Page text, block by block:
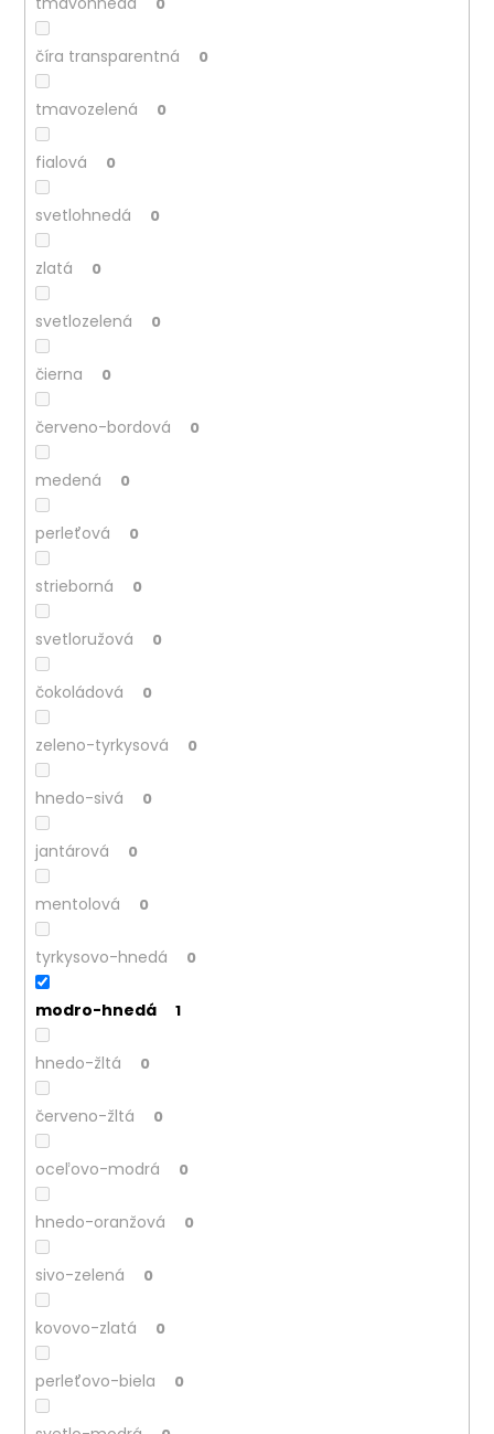
číra transparentná 0
tmavozelená 0
fialová 0
svetlohnedá 0
zlatá 0
svetlozelená 0
čierna 0
červeno-bordová 0
medená 0
perleťová 0
strieborná 0
svetloružová 0
čokoládová 0
zeleno-tyrkysová 0
hnedo-sivá 0
jantárová 0
mentolová 0
tyrkysovo-hnedá 0
modro-hnedá 1
hnedo-žltá 0
červeno-žltá 0
oceľovo-modrá 0
hnedo-oranžová 0
sivo-zelená 0
kovovo-zlatá 0
perleťovo-biela 0